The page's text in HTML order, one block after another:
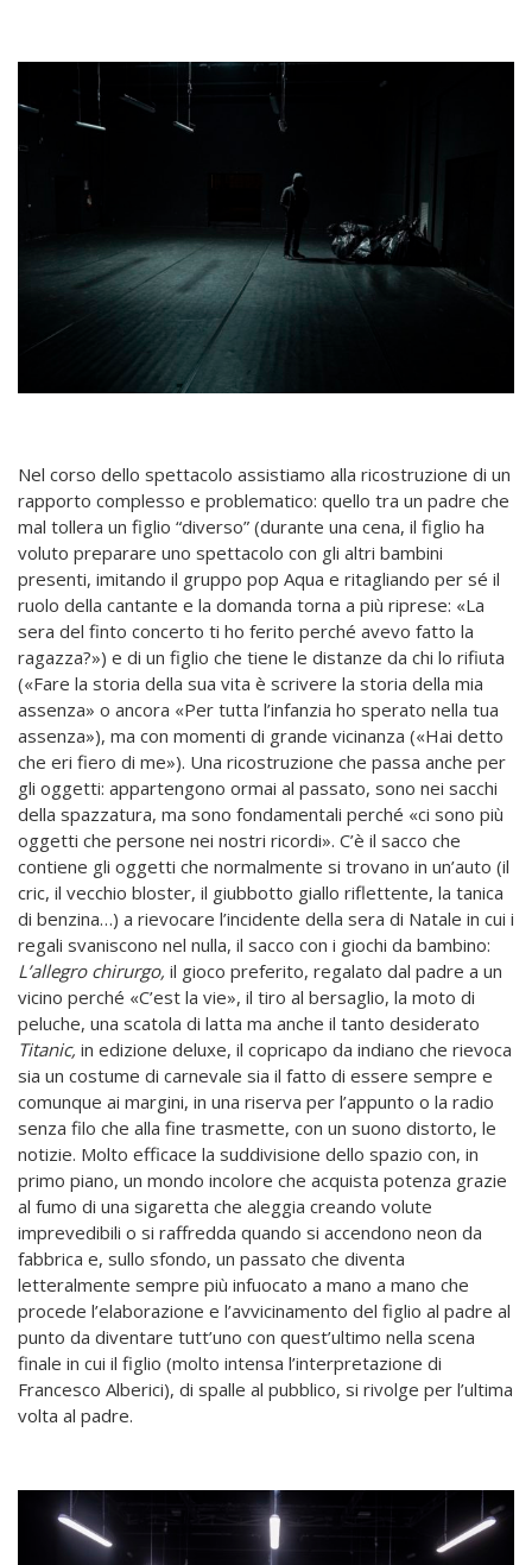
Nel corso dello spettacolo assistiamo alla ricostruzione di un
rapporto complesso e problematico: quello tra un padre che
mal tollera un figlio “diverso” (durante una cena, il figlio ha
voluto preparare uno spettacolo con gli altri bambini
presenti, imitando il gruppo pop Aqua e ritagliando per sé il
ruolo della cantante e la domanda torna a più riprese: «La
sera del finto concerto ti ho ferito perché avevo fatto la
ragazza?») e di un figlio che tiene le distanze da chi lo rifiuta
(«Fare la storia della sua vita è scrivere la storia della mia
assenza» o ancora «Per tutta l’infanzia ho sperato nella tua
assenza»), ma con momenti di grande vicinanza («Hai detto
che eri fiero di me»). Una ricostruzione che passa anche per
gli oggetti: appartengono ormai al passato, sono nei sacchi
della spazzatura, ma sono fondamentali perché «ci sono più
oggetti che persone nei nostri ricordi». C’è il sacco che
contiene gli oggetti che normalmente si trovano in un’auto (il
cric, il vecchio bloster, il giubbotto giallo riflettente, la tanica
di benzina…) a rievocare l’incidente della sera di Natale in cui i
regali svaniscono nel nulla, il sacco con i giochi da bambino:
L’allegro chirurgo, il gioco preferito, regalato dal padre a un
vicino perché «C’est la vie», il tiro al bersaglio, la moto di
peluche, una scatola di latta ma anche il tanto desiderato
Titanic, in edizione deluxe, il copricapo da indiano che rievoca
sia un costume di carnevale sia il fatto di essere sempre e
comunque ai margini, in una riserva per l’appunto o la radio
senza filo che alla fine trasmette, con un suono distorto, le
notizie. Molto efficace la suddivisione dello spazio con, in
primo piano, un mondo incolore che acquista potenza grazie
al fumo di una sigaretta che aleggia creando volute
imprevedibili o si raffredda quando si accendono neon da
fabbrica e, sullo sfondo, un passato che diventa
letteralmente sempre più infuocato a mano a mano che
procede l’elaborazione e l’avvicinamento del figlio al padre al
punto da diventare tutt’uno con quest’ultimo nella scena
finale in cui il figlio (molto intensa l’interpretazione di
Francesco Alberici), di spalle al pubblico, si rivolge per l’ultima
volta al padre.